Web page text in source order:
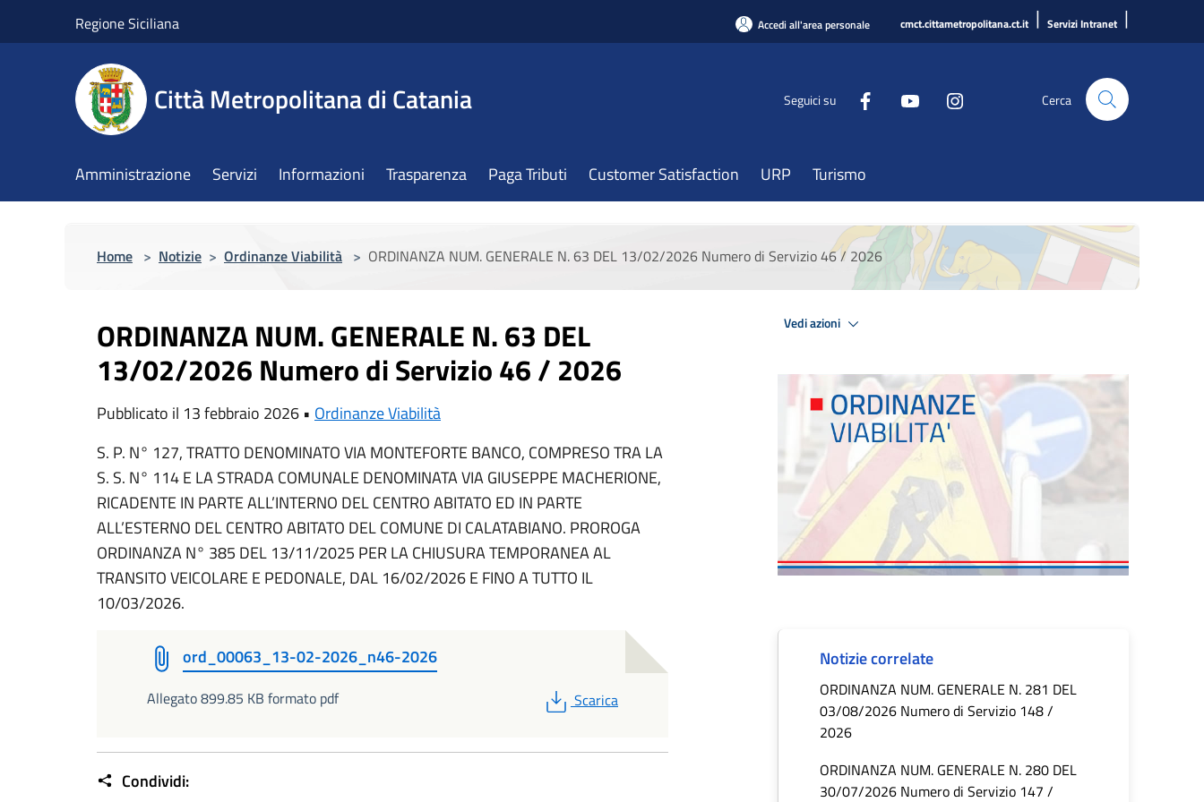
Regione Siciliana Accedi all'area personale cmct.cittametropolitana.ct.it | Servizi Intranet |
Città Metropolitana di Catania Seguici su Cerca
Amministrazione Servizi Informazioni Trasparenza Paga Tributi Customer Satisfaction URP Turismo
Home > Notizie > Ordinanze Viabilità > ORDINANZA NUM. GENERALE N. 63 DEL 13/02/2026 Numero di Servizio 46 / 2026
ORDINANZA NUM. GENERALE N. 63 DEL
13/02/2026 Numero di Servizio 46 / 2026
Pubblicato il 13 febbraio 2026 • Ordinanze Viabilità
S. P. N° 127, TRATTO DENOMINATO VIA MONTEFORTE BANCO, COMPRESO TRA LA
S. S. N° 114 E LA STRADA COMUNALE DENOMINATA VIA GIUSEPPE MACHERIONE,
RICADENTE IN PARTE ALL’INTERNO DEL CENTRO ABITATO ED IN PARTE
ALL’ESTERNO DEL CENTRO ABITATO DEL COMUNE DI CALATABIANO. PROROGA
ORDINANZA N° 385 DEL 13/11/2025 PER LA CHIUSURA TEMPORANEA AL
TRANSITO VEICOLARE E PEDONALE, DAL 16/02/2026 E FINO A TUTTO IL
10/03/2026.
ord_00063_13-02-2026_n46-2026
Allegato 899.85 KB formato pdf PDF
Scarica
Condividi:
Vedi azioni
Notizie correlate
ORDINANZA NUM. GENERALE N. 281 DEL
03/08/2026 Numero di Servizio 148 /
2026
ORDINANZA NUM. GENERALE N. 280 DEL
30/07/2026 Numero di Servizio 147 /